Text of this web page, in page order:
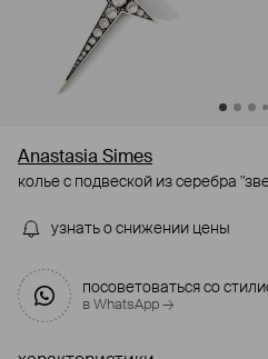
Anastasia Simes
колье с подвеской из серебра
узнать о снижении цены
посоветоваться со
в WhatsApp →